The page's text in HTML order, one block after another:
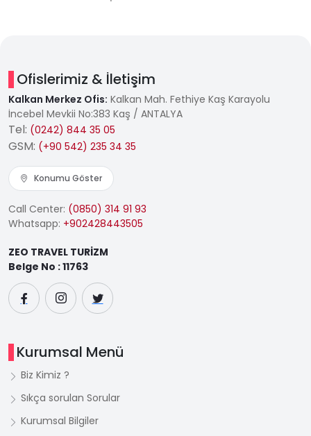
Ofislerimiz & İletişim
Kalkan Merkez Ofis: Kalkan Mah. Fethiye Kaş Karayolu
İncebel Mevkii No:383 Kaş / ANTALYA
Tel: (0242) 844 35 05
GSM: (+90 542) 235 34 35
Konumu Göster
Call Center: (0850) 314 91 93
Whatsapp: +902428443505
ZEO TRAVEL TURİZM
Belge No : 11763
Kurumsal Menü
Biz Kimiz ?
Sıkça sorulan Sorular
Kurumsal Bilgiler